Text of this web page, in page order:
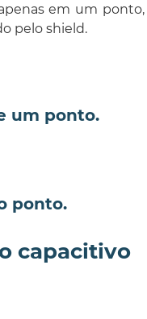
em um
pelo shield.
um ponto.
ponto.
capacitivo